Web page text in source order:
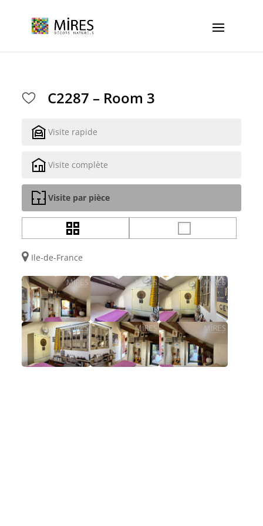
C2287 – Room 3
Visite rapide
Visite complète
Visite par pièce
Ile-de-France